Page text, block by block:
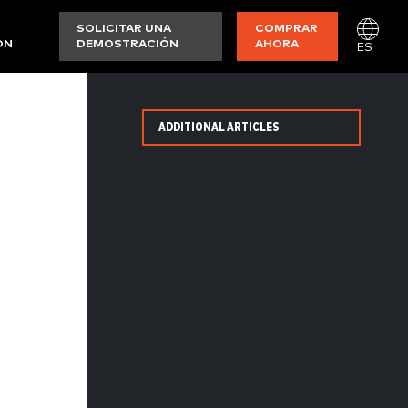
SOLICITAR UNA
DEMOSTRACIÓN
COMPRAR
AHORA
ES
ADDITIONAL ARTICLES